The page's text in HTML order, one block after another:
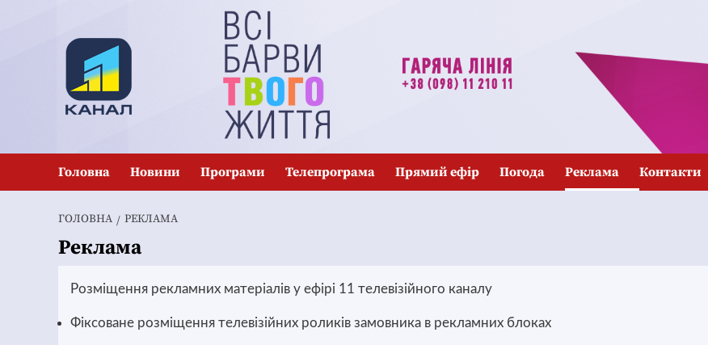
Головна Новини Програми Телепрограма Прямий ефір Погода Реклама Контакти
ГОЛОВНА РЕКЛАМА
Реклама
Розміщення рекламних матеріалів у ефірі 11 телевізійного каналу
Фіксоване розміщення телевізійних роликів замовника в рекламних блоках